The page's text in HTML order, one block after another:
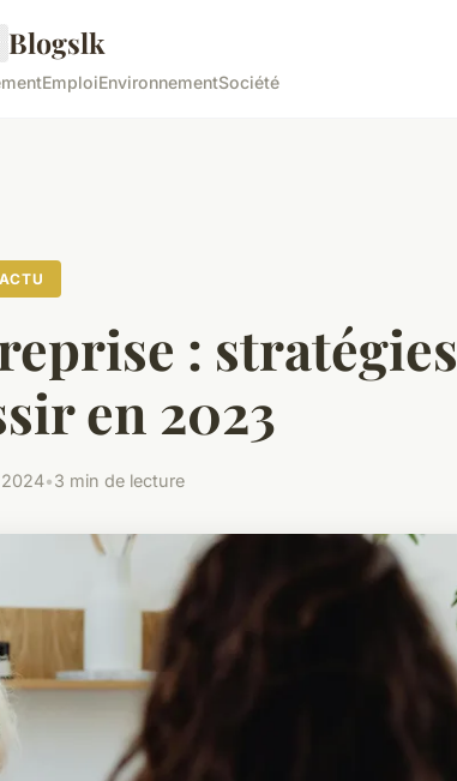
Blogslk
EmploiEnvironnementSociété
ACTU
: stratégies
en 2023
•3 min de lecture